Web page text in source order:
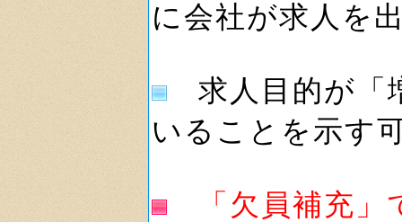
に会社が求人を
求人目的が「
いることを示す
「欠員補充